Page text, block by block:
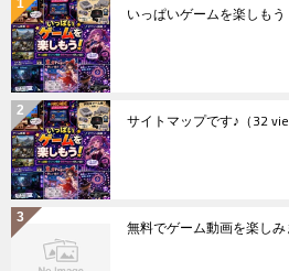
いっぱいゲームを楽しもう
サイトマップです♪ （32
無料でゲーム動画を楽し